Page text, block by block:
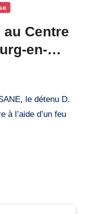
Centre
en-
à l’aide d’un feu